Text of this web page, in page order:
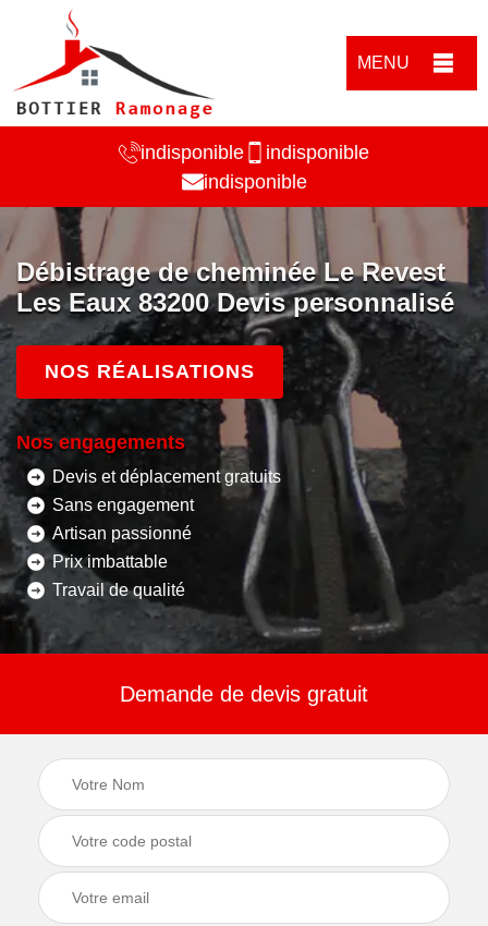
MENU
indisponible
indisponible
indisponible
Débistrage de cheminée Le Revest
Les Eaux 83200 Devis personnalisé
NOS RÉALISATIONS
Nos engagements
Devis et déplacement gratuits
Sans engagement
Artisan passionné
Prix imbattable
Travail de qualité
Demande de devis gratuit